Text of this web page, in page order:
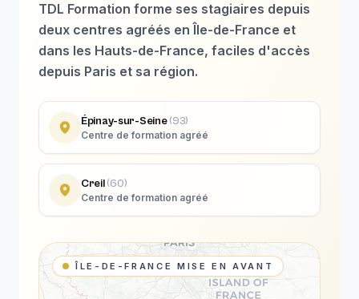
TDL Formation forme ses stagiaires depuis
deux centres agréés en Île-de-France et
dans les Hauts-de-France, faciles d'accès
depuis Paris et sa région.
Épinay-sur-Seine (93)
Centre de formation agréé
Creil (60)
Centre de formation agréé
ÎLE-DE-FRANCE MISE EN AVANT